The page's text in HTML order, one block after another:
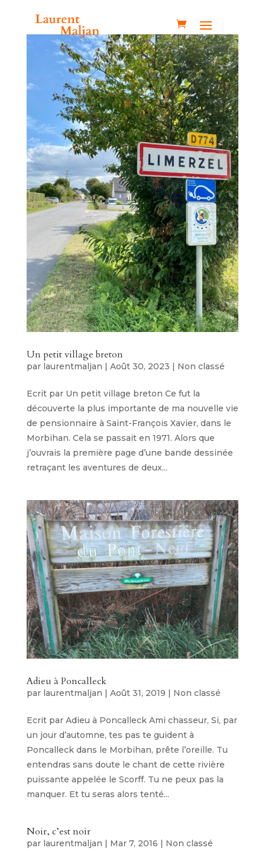
Un petit village breton
par laurentmaljan | Août 30, 2023 | Non classé
Ecrit par Un petit village breton Ce fut la
découverte la plus importante de ma nouvelle vie
de pensionnaire à Saint-François Xavier, dans le
Morbihan. Cela se passait en 1971. Alors que
j’ouvrais la première page d’une bande dessinée
retraçant les aventures de deux...
Adieu à Poncalleck
par laurentmaljan | Août 31, 2019 | Non classé
Ecrit par Adieu à Poncalleck Ami chasseur, Si, par
un jour d’automne, tes pas te guident à
Poncalleck dans le Morbihan, prête l’oreille. Tu
entendras sans doute le chant de cette rivière
puissante appelée le Scorff. Tu ne peux pas la
manquer. Et tu seras alors tenté...
Noir, c’est noir
par laurentmaljan | Mar 7, 2016 | Non classé